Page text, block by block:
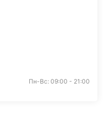
Пн-Вс: 09:00 - 21:00